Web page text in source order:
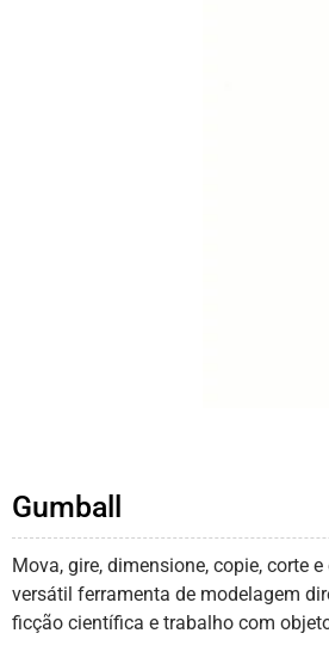
Gumball
Mova, gire, dimensione, copie, corte
versátil ferramenta de modelagem
ficção científica e trabalho com